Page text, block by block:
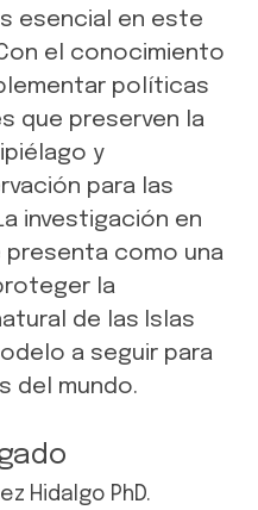
esencial en este
el conocimiento
políticas
que preserven la
y
para las
investigación en
presenta como una
la
de las Islas
a seguir para
del mundo.
Hidalgo PhD.